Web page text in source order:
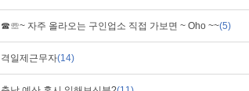
☎☏~ 자주 올라오는 구인업소 직접 가보면 ~ Oho ~~(5)
격일제근무자(14)